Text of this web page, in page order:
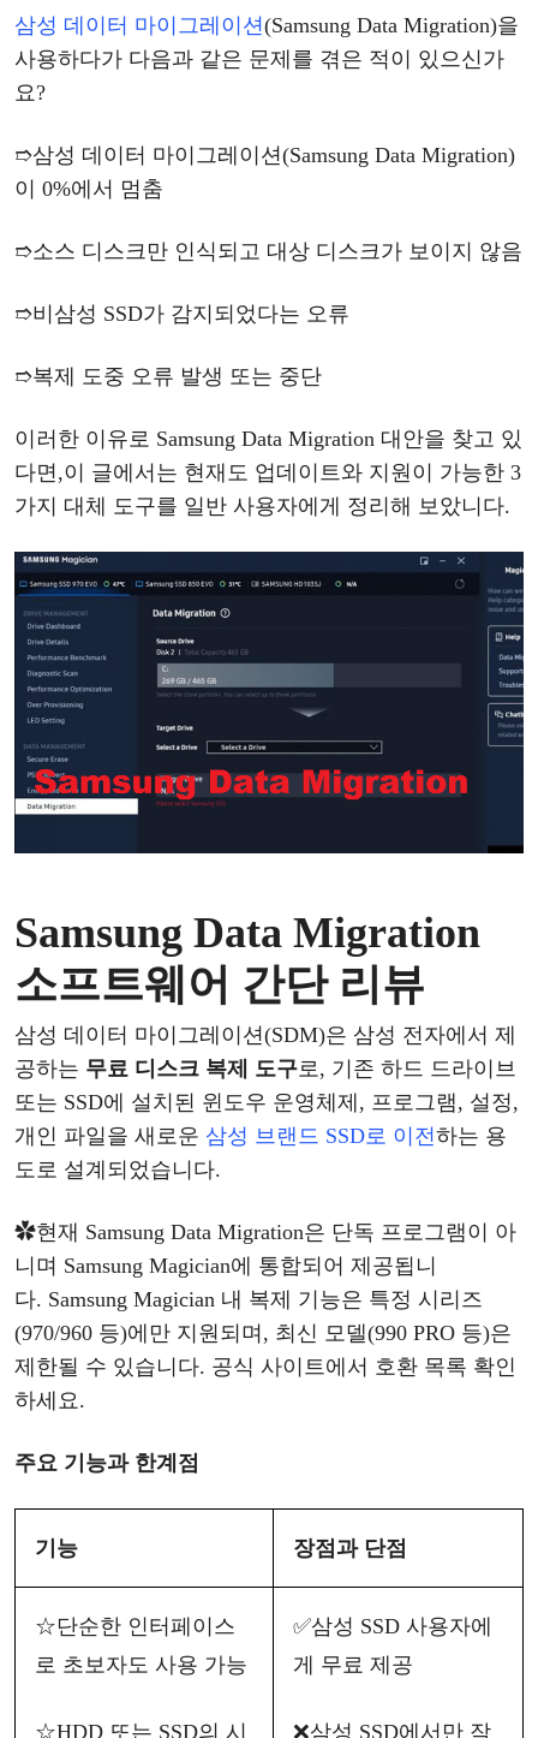
삼성 데이터 마이그레이션(Samsung Data Migration)을
사용하다가 다음과 같은 문제를 겪은 적이
있으신가
요?
➱삼성 데이터 마이그레이션(Samsung Data Migration)
이 0%에서 멈춤
➱소스 디스크만 인식되고 대상 디스크가 보이지 않음
➱비삼성 SSD가 감지되었다는 오류
➱복제 도중 오류 발생 또는 중단
이러한 이유로 Samsung Data Migration 대안을 찾고 있
다면,이 글에서는 현재도 업데이트와 지원이 가능한 3
가지 대체 도구를 일반 사용자에 게 정리해 보았니다.
Samsung Data Migration
소프트웨어 간단 리뷰
삼성 데이터 마이그레이션(SDM)은 삼성 전자에서 제
공하는 무료 디스크 복제 도구로, 기존 하드 드라이브
또는 SSD에 설치된 윈도우 운영체제 , 프로그램, 설정,
개인 파일을 새로운 삼성 브랜드 SSD로 이전하는 용
도로 설계되었습니다.
✿현재 Samsung Data Migration은 단독 프로그램이 아
니며 Samsung Magician에 통합되어 제공됩니
다. Samsung Magician 내 복제 기능은 특정 시리즈
(970/960 등)에만 지원되며, 최신 모델(990 PRO 등)은
제한될 수 있습니다. 공식 사이트에서 호환 목록 확인
하세요.
주요 기능과 한계점
기능 장점과 단점
☆단순한 인터페이스
로 초보자도 사용 가능
☆HDD 또는 SSD의 시
✅삼성 SSD 사용자에
게 무료 제공
❌삼성 SSD에서만 작